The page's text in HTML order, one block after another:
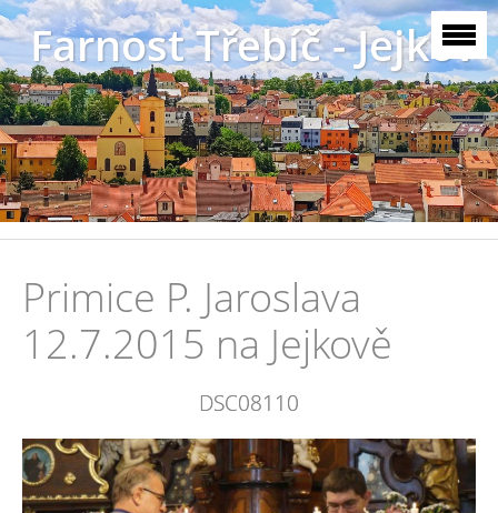
Farnost Třebíč - Jejkov
Primice P. Jaroslava
12.7.2015 na Jejkově
DSC08110